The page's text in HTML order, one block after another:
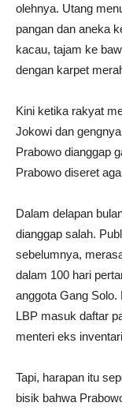
olehnya. Utang
pangan dan aneka
kacau, tajam ke
dengan karpet
Kini ketika rakyat
Jokowi dan
Prabowo dianggap
Prabowo diseret
Dalam delapan
dianggap salah.
sebelumnya,
dalam 100 hari
anggota Gang Solo.
LBP masuk daftar
menteri eks
Tapi, harapan itu
bisik bahwa